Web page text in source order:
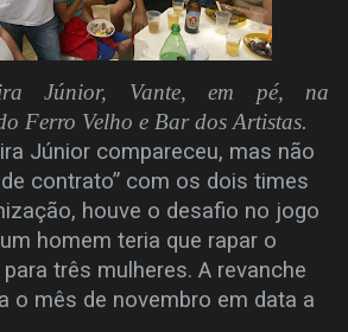
Júnior, Vante, em pé, na
Ferro Velho e Bar dos Artistas.
Júnior compareceu, mas não
contrato” com os dois times
houve o desafio no jogo
homem teria que rapar o
três mulheres. A revanche
o mês de novembro em data a